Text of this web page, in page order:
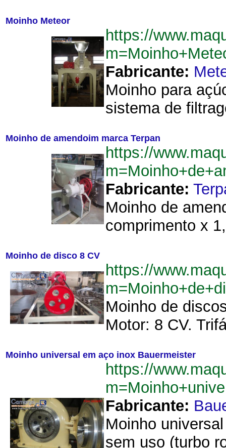
Moinho Meteor
https://
Fabricante:
Moinho para
sistema de
Moinho de amendoim marca Terpan
https://
Fabricante:
Moinho de
comprimento x
Moinho de disco 8 CV
https://
Moinho de
Motor: 8 CV.
Moinho universal em aço inox Bauermeister
https://
Fabricante:
Moinho
sem uso (turbo